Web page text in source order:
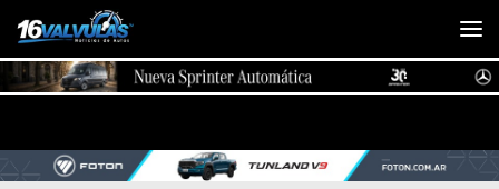
Saltar al contenido